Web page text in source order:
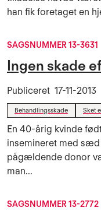
han fik foretaget en
SAGSNUMMER 13-3631
Ingen skade
Publiceret 17-11-2013
Behandlingsskade Sket
En 40-årig kvinde
insemineret med
pågældende donor
man...
SAGSNUMMER 13-2772